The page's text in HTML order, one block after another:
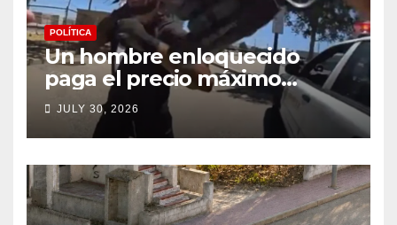
POLÍTICA
Un hombre enloquecido
paga el precio máximo
después de llevar un cuchillo
a un tiroteo con agentes del
condado de Los Ángeles
(VIDEO) * The Gateway
Pundit * por Cullen
Linebarger
JULY 30, 2026